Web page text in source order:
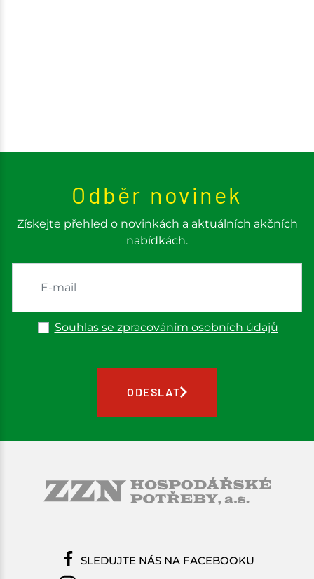
Odběr novinek
Získejte přehled o novinkách a aktuálních akčních
nabídkách.
Souhlas se zpracováním osobních údajů
ODESLAT
SLEDUJTE NÁS NA FACEBOOKU